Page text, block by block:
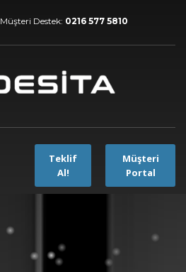
Müşteri Destek: 0216 577 5810
Teklif
Al!
Müşteri
Portal